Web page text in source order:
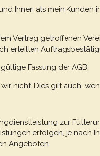
Ihnen als mein Kunden
Vertrag getroffenen
erteilten
Fassung der AGB.
nicht. Dies gilt auch,
zur
erfolgen, je nach
Angeboten.